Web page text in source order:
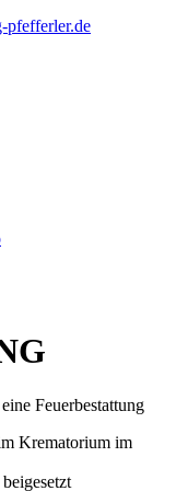
pfefferler.de
Krematorium im